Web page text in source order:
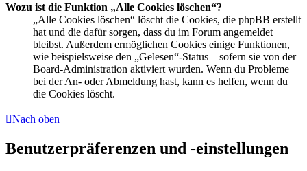
Wozu ist die Funktion „Alle Cookies löschen“?
„Alle Cookies löschen“ löscht die Cookies, die phpBB erstellt
hat und die dafür sorgen, dass du im Forum angemeldet
bleibst. Außerdem ermöglichen Cookies einige Funktionen,
wie beispielsweise den „Gelesen“-Status – sofern sie von der
Board-Administration aktiviert wurden. Wenn du Probleme
bei der An- oder Abmeldung hast, kann es helfen, wenn du
die Cookies löscht.
Nach oben
Benutzerpräferenzen und -einstellungen